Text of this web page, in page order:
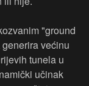
"ground
većinu
tunela u
učinak